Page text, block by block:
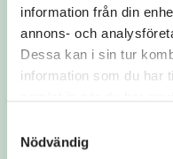
information från din
annons- och
Dessa kan i sin tur
information som du har
Nödvändig
Allmänna
Särskilda
Nättariff